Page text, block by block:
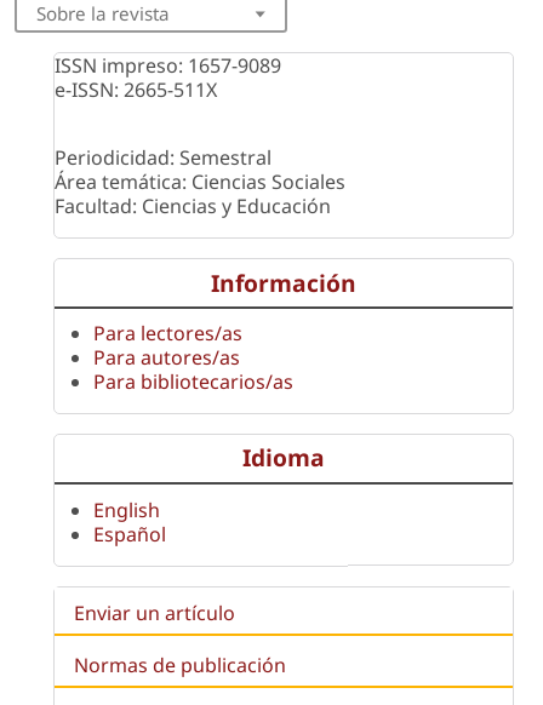
Sobre la revista
ISSN impreso: 1657-9089
e-ISSN: 2665-511X
Periodicidad: Semestral
Área temática: Ciencias Sociales
Facultad: Ciencias y Educación
Información
Para lectores/as
Para autores/as
Para bibliotecarios/as
Idioma
English
Español
Enviar un artículo
Normas de publicación